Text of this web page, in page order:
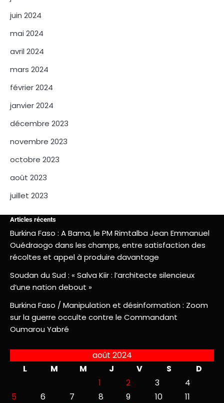
juin 2024
mai 2024
avril 2024
mars 2024
février 2024
janvier 2024
décembre 2023
novembre 2023
octobre 2023
août 2023
juillet 2023
Articles récents
Burkina Faso : A Bama, le PM Rimtalba Jean Emmanuel
Ouédraogo dans les champs, entre satisfaction des
récoltes et appel à produire davantage
Soudan du Sud : « Salva Kiir : l’architecte silencieux
d’une nation debout »
Burkina Faso / Manipulation et désinformation : Zoom
sur la guerre occulte contre le Commandant
Oumarou Yabré
août 2024
L
M M J V S
D
1
2 3
4
5
6 7 8 9 10
11